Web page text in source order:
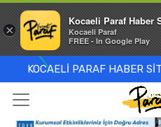
KOCAELİ PARAF HABER
×
Kocaeli Paraf Haber
Kocaeli Paraf
FREE - In Google Play